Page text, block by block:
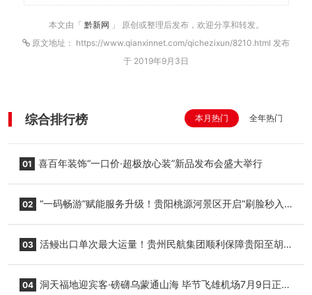
本文由「 黔新网 」 原创或整理后发布，欢迎分享和转发。
原文地址： https://www.qianxinnet.com/qichezixun/8210.html 发布
于 2019年9月3日
综合排行榜 本月热门 全年热门
01 喜百年装饰“一口价·超极放心装”新品发布会盛大举行
02 “一码畅游”赋能服务升级！贵阳桃源河景区开启“刷脸秒入
03 活鳗出口单次最大运量！贵州民航集团顺利保障贵阳至胡
04 洞天福地迎宾客·磅礴乌蒙通山海 毕节飞雄机场7月9日正式